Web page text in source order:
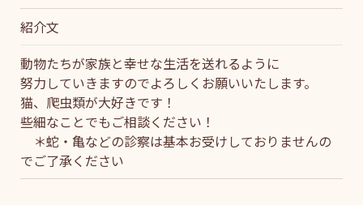
紹介文
動物たちが家族と幸せな生活を送れるように
努力していきますのでよろしくお願いいたします。
猫、爬虫類が大好きです！
些細なことでもご相談ください！
＊蛇・亀などの診察は基本お受けしておりませんの
でご了承ください